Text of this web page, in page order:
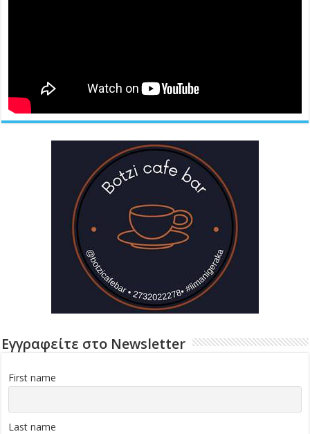
Εγγραφείτε στο Newsletter
First name
Last name